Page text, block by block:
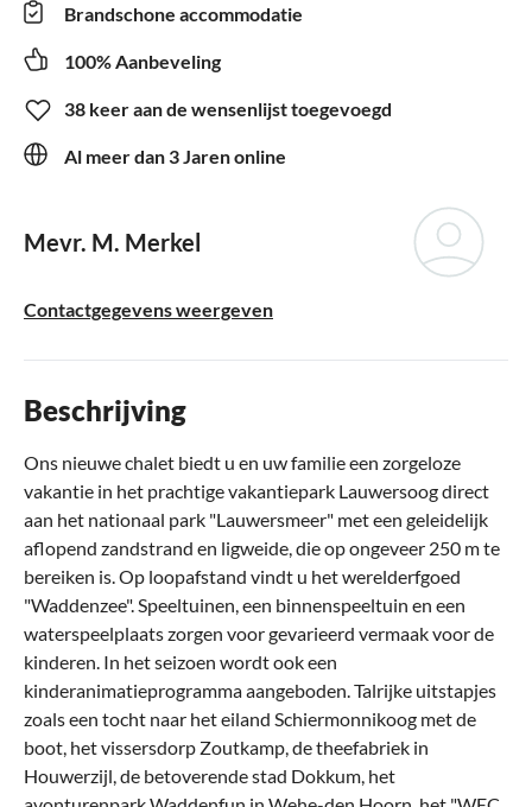
Brandschone accommodatie
100% Aanbeveling
38 keer aan de wensenlijst toegevoegd
Al meer dan 3 Jaren online
Mevr. M. Merkel
Contactgegevens weergeven
Beschrijving
Ons nieuwe chalet biedt u en uw familie een zorgeloze
vakantie in het prachtige vakantiepark Lauwersoog direct
aan het nationaal park "Lauwersmeer" met een geleidelijk
aflopend zandstrand en ligweide, die op ongeveer 250 m te
bereiken is. Op loopafstand vindt u het werelderfgoed
"Waddenzee". Speeltuinen, een binnenspeeltuin en een
waterspeelplaats zorgen voor gevarieerd vermaak voor de
kinderen. In het seizoen wordt ook een
kinderanimatieprogramma aangeboden. Talrijke uitstapjes
zoals een tocht naar het eiland Schiermonnikoog met de
boot, het vissersdorp Zoutkamp, de theefabriek in
Houwerzijl, de betoverende stad Dokkum, het